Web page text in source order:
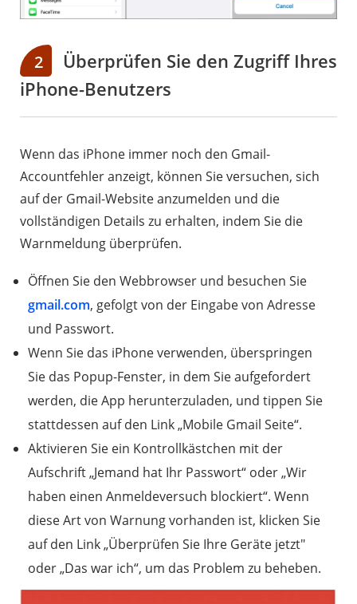
2
Überprüfen Sie den Zugriff Ihres
iPhone-Benutzers
Wenn das iPhone immer noch den Gmail-
Accountfehler anzeigt, können Sie versuchen, sich
auf der Gmail-Website anzumelden und die
vollständigen Details zu erhalten, indem Sie die
Warnmeldung überprüfen.
Öffnen Sie den Webbrowser und besuchen Sie
gmail.com, gefolgt von der Eingabe von Adresse
und Passwort.
Wenn Sie das iPhone verwenden, überspringen
Sie das Popup-Fenster, in dem Sie aufgefordert
werden, die App herunterzuladen, und tippen Sie
stattdessen auf den Link „Mobile Gmail Seite“.
Aktivieren Sie ein Kontrollkästchen mit der
Aufschrift „Jemand hat Ihr Passwort“ oder „Wir
haben einen Anmeldeversuch blockiert“. Wenn
diese Art von Warnung vorhanden ist, klicken Sie
auf den Link „Überprüfen Sie Ihre Geräte jetzt"
oder „Das war ich“, um das Problem zu beheben.